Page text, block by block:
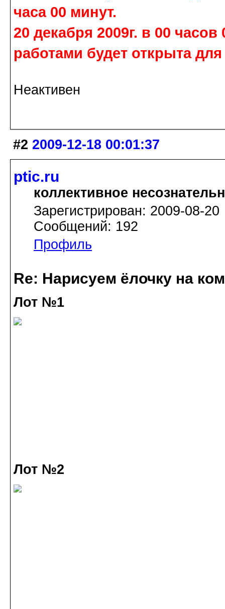
часа 00 минут.
20 декабря 2009г. в 00
работами будет открыта
Неактивен
#2 2009-12-18 00:01:37
ptic.ru
коллективное
Зарегистрирован: 2009-08-20
Сообщений: 192
Профиль
Re: Нарисуем ёлочку на
Лот №1
Лот №2